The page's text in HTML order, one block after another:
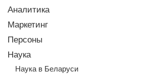
Аналитика
Маркетинг
Персоны
Наука
Наука в Беларуси